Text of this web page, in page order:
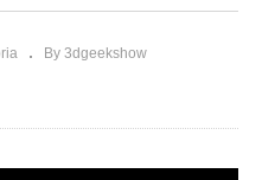
By 3dgeekshow